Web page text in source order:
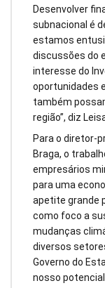
Desenvolver
subnacional é
estamos
discussões do
interesse do
oportunidades
também
região”, diz
Para o diretor-
Braga, o
empresários
para uma
apetite grande
como foco a
mudanças
diversos
Governo do
nosso